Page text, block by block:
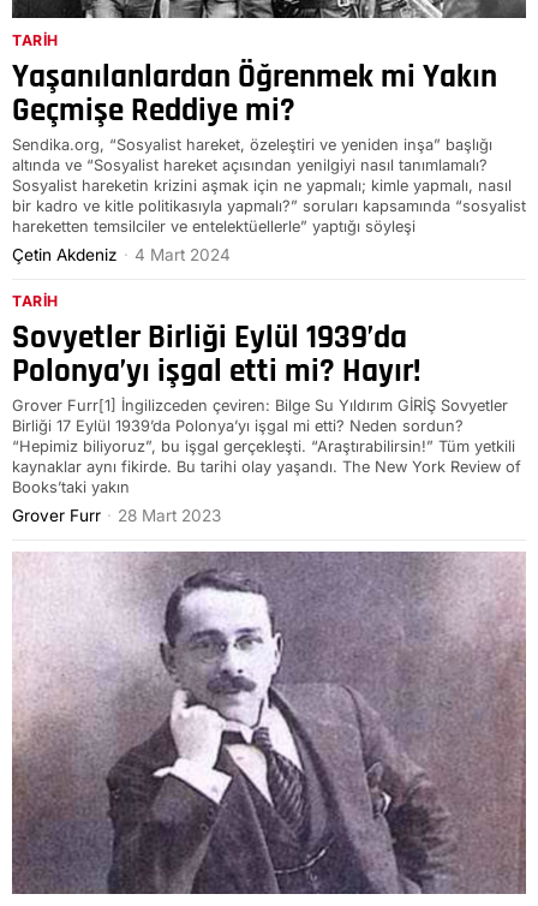
TARIH
Yaşanılanlardan Öğrenmek mi Yakın
Geçmişe Reddiye mi?
Sendika.org, “Sosyalist hareket, özeleştiri ve yeniden inşa” başlığı
altında ve “Sosyalist hareket açısından yenilgiyi nasıl tanımlamalı?
Sosyalist hareketin krizini aşmak için ne yapmalı; kimle yapmalı, nasıl
bir kadro ve kitle politikasıyla yapmalı?” soruları kapsamında “sosyalist
hareketten temsilciler ve entelektüellerle” yaptığı söyleşi
Çetin Akdeniz 4 Mart 2024
TARIH
Sovyetler Birliği Eylül 1939’da
Polonya’yı işgal etti mi? Hayır!
Grover Furr[1] İngilizceden çeviren: Bilge Su Yıldırım GİRİŞ Sovyetler
Birliği 17 Eylül 1939’da Polonya’yı işgal mi etti? Neden sordun?
“Hepimiz biliyoruz”, bu işgal gerçekleşti. “Araştırabilirsin!” Tüm yetkili
kaynaklar aynı fikirde. Bu tarihi olay yaşandı. The New York Review of
Books’taki yakın
Grover Furr 28 Mart 2023